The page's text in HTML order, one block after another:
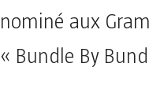
nominé aux
« Bundle By